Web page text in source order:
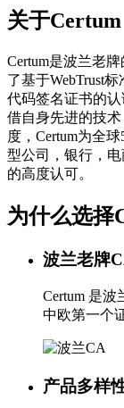
关于Certum
Certum是波兰老
了基于WebTrust
代码签名证书的
借自身先进的技
度，Certum为全
型公司，银行，
的高度认可。
为什么选择
波兰老牌
Certum 是
中欧第一个
产品多样